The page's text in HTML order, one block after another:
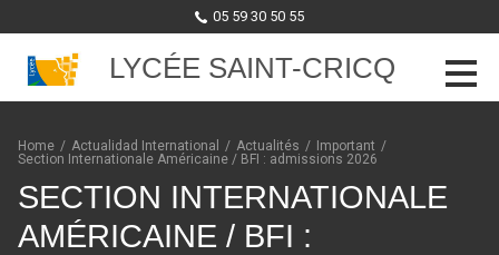
05 59 30 50 55
LYCÉE SAINT-CRICQ
Skip to content
Home / Actualidad International / Actualités / Important /
Section Internationale Américaine / BFI : admissions 2026
SECTION INTERNATIONALE
AMÉRICAINE / BFI :